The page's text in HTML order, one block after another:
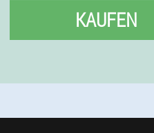
KAUFEN